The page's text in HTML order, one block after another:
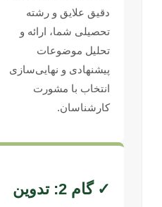
دقیق علایق و رشته
تحصیلی شما، ارائه و
تحلیل موضوعات
پیشنهادی و نهایی‌سازی
انتخاب با مشورت
کارشناسان.
✓ گام 2: تدوین